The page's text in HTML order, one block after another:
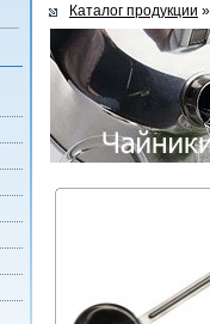
Каталог продукции